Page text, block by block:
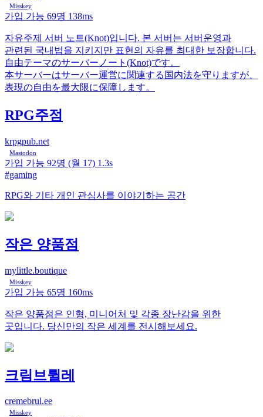
Misskey
가입 가능 69명 138ms
자유주제 서버 노트(Knot)입니다. 본 서버는 서버운영과
관련된 국내법을 지키지만 표현의 자유를 최대한 보장합니다.
自由テーマのサーバーノート(Knot)です。
本サーバーはサーバー運営に関連する国内法を守りますが、
表現の自由を最大限に保障します。
RPG주점
krpgpub.net
Mastodon
가입 가능 92명 (월 17) 1.3s
#gaming
RPG와 기타 개인 관심사를 이야기하는 공간
작은 양품점
mylittle.boutique
Misskey
가입 가능 65명 160ms
작은 양품점은 인형, 미니어처 및 각종 장난감을 위한
곳입니다. 당신만의 작은 세계를 전시해보세요.
크림브륄레
cremebrul.ee
Misskey